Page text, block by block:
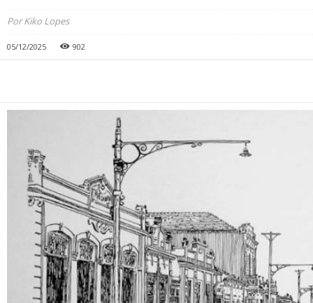
Por Kiko Lopes
05/12/2025 902